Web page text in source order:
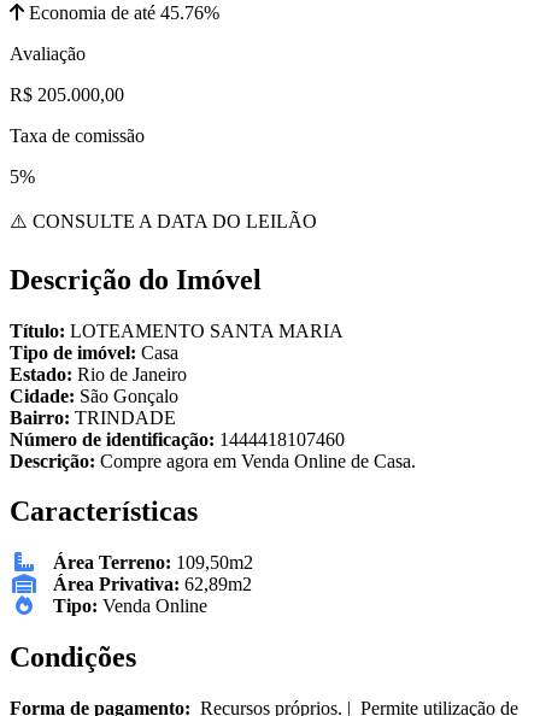
Economia de até 45.76%
Avaliação
R$ 205.000,00
Taxa de comissão
5%
⚠️ CONSULTE A DATA DO LEILÃO
Descrição do Imóvel
Título: LOTEAMENTO SANTA MARIA
Tipo de imóvel: Casa
Estado: Rio de Janeiro
Cidade: São Gonçalo
Bairro: TRINDADE
Número de identificação: 1444418107460
Descrição: Compre agora em Venda Online de Casa.
Características
Área Terreno: 109,50m2
Área Privativa: 62,89m2
Tipo: Venda Online
Condições
Forma de pagamento: Recursos próprios. | Permite utilização de